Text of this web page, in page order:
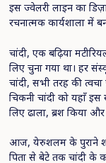
इस ज्वेलरी लाइन का
रचनात्मक कार्यशाला में
चांदी, एक बढ़िया
लिए चुना गया था। हर
चांदी, सभी तरह की
चिकनी चांदी को यहाँ
लिए ढाला, ब्रश किया
आज, येरुशलम के पुराने
पिता से बेटे तक चांदी के